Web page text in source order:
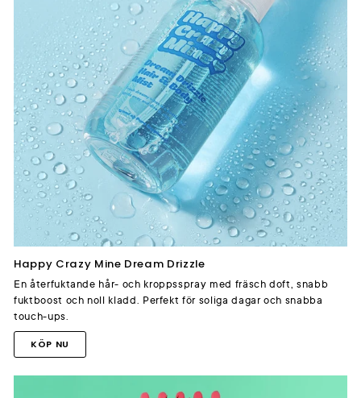
Happy Crazy Mine Dream Drizzle
En återfuktande hår- och kroppsspray med fräsch doft, snabb
fuktboost och noll kladd. Perfekt för soliga dagar och snabba
touch-ups.
KÖP NU